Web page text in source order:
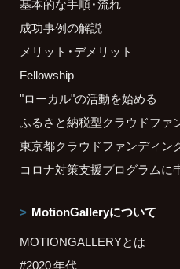
基本的な手順・流れ
成功事例の解説
メリット・デメリット
Fellowship
"ローカル"の活動を始める
ふるさと納税型クラウドファ
東京都クラウドファンディン
コロナ対策支援プログラムに
MotionGalleryについて
MOTIONGALLERYとは
#2020 年代